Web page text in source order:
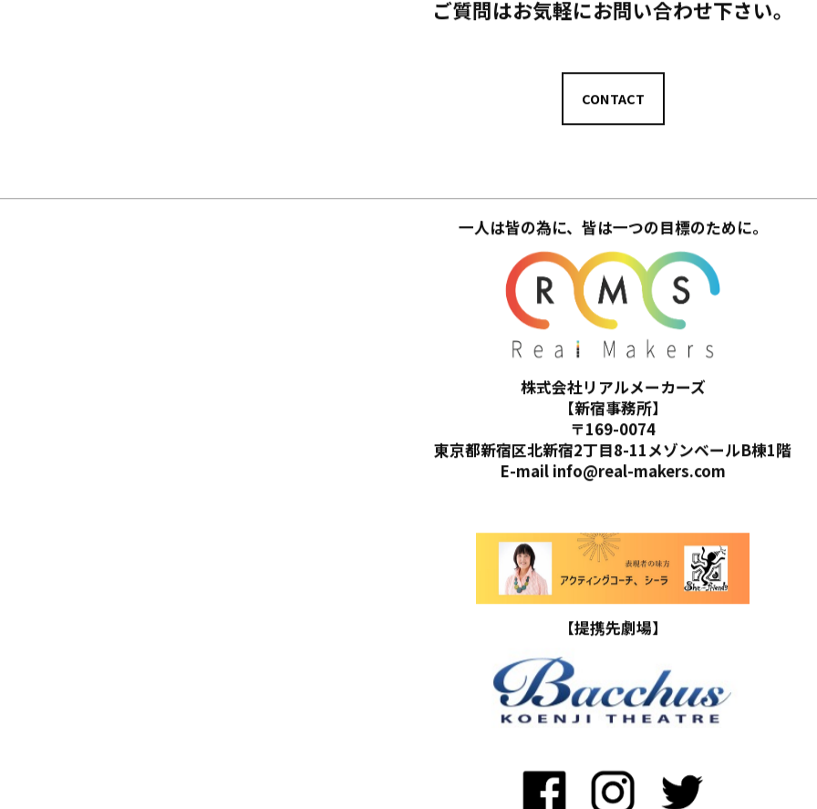
ご質問はお気軽にお問い合わせ下さい。
CONTACT
一人は皆の為に、皆は一つの目標のために。
株式会社リアルメーカーズ
【新宿事務所】
〒169-0074
東京都新宿区北新宿2丁目8-11メゾンベールB棟1階
E-mail info@real-makers.com
【提携先劇場】